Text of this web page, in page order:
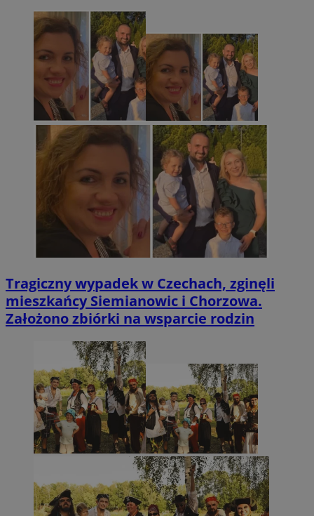
Tragiczny wypadek w Czechach, zginęli
mieszkańcy Siemianowic i Chorzowa.
Założono zbiórki na wsparcie rodzin